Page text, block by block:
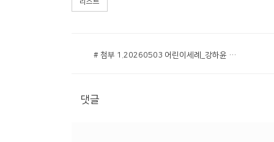
# 첨부 1.20260503 어린이세례_강하윤 안윤주.png
댓글